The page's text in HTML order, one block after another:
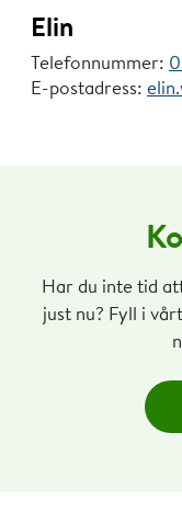
Elin
Telefonnummer:
E-postadress:
Har du inte tid
just nu? Fyll i